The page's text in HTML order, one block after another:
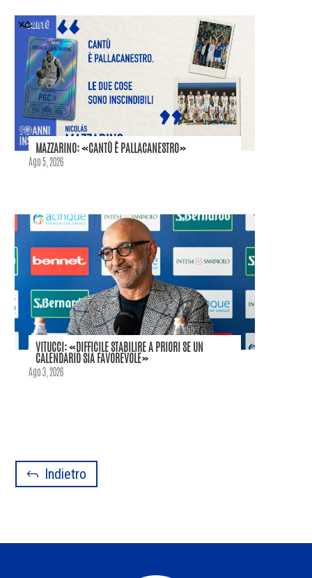
MAZZARINO: «CANTÙ È PALLACANESTRO»
Ago 5, 2026
VITUCCI: «DIFFICILE STABILIRE A PRIORI SE UN
CALENDARIO SIA FAVOREVOLE»
Ago 3, 2026
Indietro